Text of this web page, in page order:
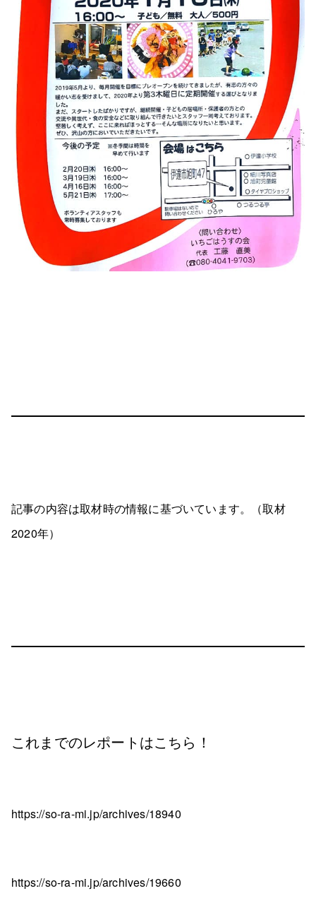
記事の内容は取材時の情報に基づいています。（取材
2020年）
これまでのレポートはこちら！
https://so-ra-mi.jp/archives/18940
https://so-ra-mi.jp/archives/19660